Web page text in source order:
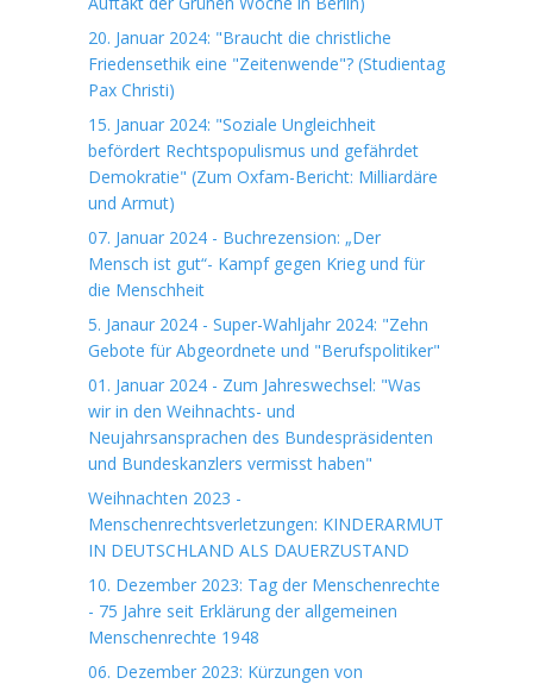
20. Januar 2024: "Braucht die christliche
Friedensethik eine "Zeitenwende"? (Studientag
Pax Christi)
15. Januar 2024: "Soziale Ungleichheit
befördert Rechtspopulismus und gefährdet
Demokratie" (Zum Oxfam-Bericht: Milliardäre
und Armut)
07. Januar 2024 - Buchrezension: „Der
Mensch ist gut“- Kampf gegen Krieg und für
die Menschheit
5. Janaur 2024 - Super-Wahljahr 2024: "Zehn
Gebote für Abgeordnete und "Berufspolitiker"
01. Januar 2024 - Zum Jahreswechsel: "Was
wir in den Weihnachts- und
Neujahrsansprachen des Bundespräsidenten
und Bundeskanzlers vermisst haben"
Weihnachten 2023 -
Menschenrechtsverletzungen: KINDERARMUT
IN DEUTSCHLAND ALS DAUERZUSTAND
10. Dezember 2023: Tag der Menschenrechte
- 75 Jahre seit Erklärung der allgemeinen
Menschenrechte 1948
06. Dezember 2023: Kürzungen von